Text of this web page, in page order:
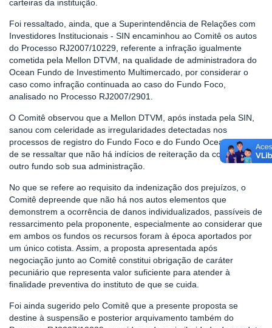
carteiras da instituição.
Foi ressaltado, ainda, que a Superintendência de Relações com
Investidores Institucionais - SIN encaminhou ao Comitê os autos
do Processo RJ2007/10229, referente a infração igualmente
cometida pela Mellon DTVM, na qualidade de administradora do
Ocean Fundo de Investimento Multimercado, por considerar o
caso como infração continuada ao caso do Fundo Foco,
analisado no Processo RJ2007/2901.
O Comitê observou que a Mellon DTVM, após instada pela SIN,
sanou com celeridade as irregularidades detectadas nos
processos de registro do Fundo Foco e do Fundo Ocean, sendo
de se ressaltar que não há indícios de reiteração da conduta em
outro fundo sob sua administração.
No que se refere ao requisito da indenização dos prejuízos, o
Comitê depreende que não há nos autos elementos que
demonstrem a ocorrência de danos individualizados, passíveis de
ressarcimento pela proponente, especialmente ao considerar que
em ambos os fundos os recursos foram à época aportados por
um único cotista. Assim, a proposta apresentada após
negociação junto ao Comitê constitui obrigação de caráter
pecuniário que representa valor suficiente para atender à
finalidade preventiva do instituto de que se cuida.
Foi ainda sugerido pelo Comitê que a presente proposta se
destine à suspensão e posterior arquivamento também do